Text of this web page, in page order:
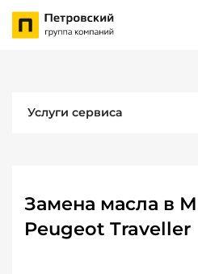
Услуги сервиса
Замена масла в
Peugeot Traveller